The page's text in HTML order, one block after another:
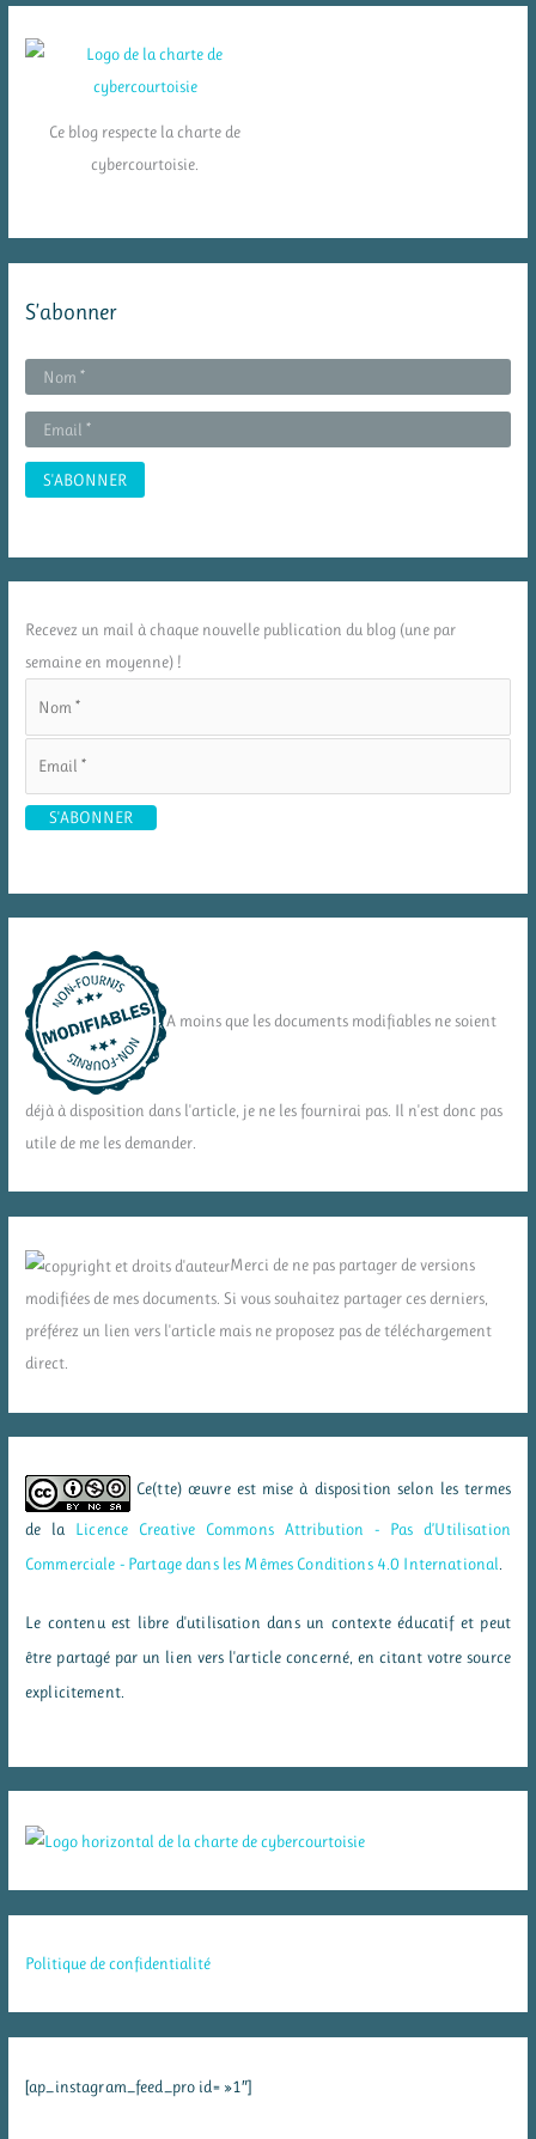
Ce blog respecte la charte de
cybercourtoisie.
S’abonner
Recevez un mail à chaque nouvelle publication du blog (une par
semaine en moyenne) !
A moins que les documents modifiables ne soient
déjà à disposition dans l'article, je ne les fournirai pas. Il n'est donc pas
utile de me les demander.
Merci de ne pas partager de versions
modifiées de mes documents. Si vous souhaitez partager ces derniers,
préférez un lien vers l'article mais ne proposez pas de téléchargement
direct.
Ce(tte) œuvre est mise à disposition selon les termes
de la Licence Creative Commons Attribution - Pas d’Utilisation
Commerciale - Partage dans les Mêmes Conditions 4.0 International.
Le contenu est libre d'utilisation dans un contexte éducatif et peut
être partagé par un lien vers l'article concerné, en citant votre source
explicitement.
Politique de confidentialité
[ap_instagram_feed_pro id= »1″]